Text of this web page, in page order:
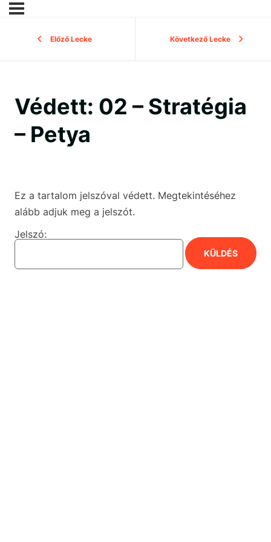
Előző Lecke Következő Lecke
Védett: 02 – Stratégia
– Petya
Ez a tartalom jelszóval védett. Megtekintéséhez
alább adjuk meg a jelszót.
Jelszó: